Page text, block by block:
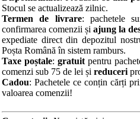
Stocul se actualizează zilnic.
Termen de livrare: pachetele
confirmarea comenzii șiajung la
expediate direct din depozitul
Poșta Română în sistem ramburs.
Taxe poștale: gratuitpentru
comenzi sub 75 de lei și reduceri
Cadou: Pachetele ce conțin cărți
valoarea comenzii!